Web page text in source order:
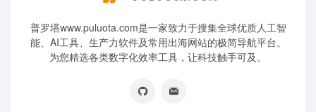
普罗塔www.puluota.com是一家致力于搜集全球优质人工智
能、AI工具、生产力软件及常用出海网站的极简导航平台。
为您精选各类数字化效率工具，让科技触手可及。